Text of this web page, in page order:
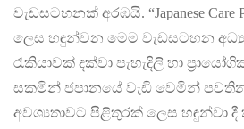
වැඩසටහනක් අරඹයි. “Japanese Care
ලෙස හඳුන්වන මෙම වැඩසටහන
රැකියාවක් දක්වා පැහැදිලි හා
සකමින් ජපානයේ වැඩි වෙමින්
අවශ්‍යතාවට පිළිතුරක් ලෙස හඳුන්වා දී